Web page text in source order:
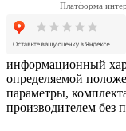
Платформа
информационный
определяемой
параметры,
производителем без